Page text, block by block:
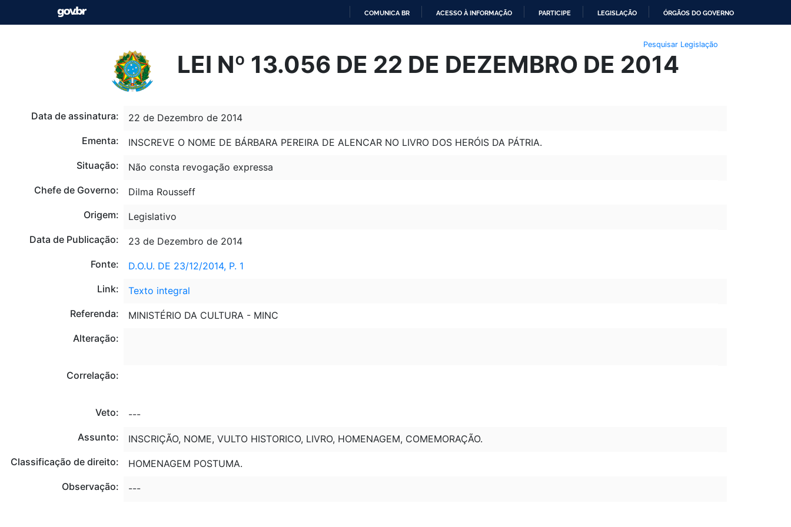
O
CONTEÚDO
COMUNICA BR ACESSO À INFORMAÇÃO PARTICIPE LEGISLAÇÃO ÓRGÃOS DO GOVERNO
Pesquisar Legislação
LEI Nº 13.056 DE 22 DE DEZEMBRO DE 2014
Data de assinatura:
22 de Dezembro de 2014
Ementa:
INSCREVE O NOME DE BÁRBARA PEREIRA DE ALENCAR NO LIVRO DOS HERÓIS DA PÁTRIA.
Situação:
Não consta revogação expressa
Chefe de Governo:
Dilma Rousseff
Origem:
Legislativo
Data de Publicação:
23 de Dezembro de 2014
Fonte:
D.O.U. DE 23/12/2014, P. 1
Link:
Texto integral
Referenda:
MINISTÉRIO DA CULTURA - MINC
Alteração:
Correlação:
Veto:
---
Assunto:
INSCRIÇÃO, NOME, VULTO HISTORICO, LIVRO, HOMENAGEM, COMEMORAÇÃO.
Classificação de direito:
HOMENAGEM POSTUMA.
Observação:
---